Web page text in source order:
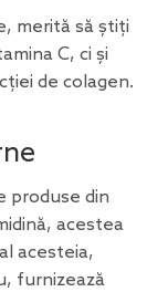
merită să știți
C, ci și
de colagen.
produse din
acestea
acesteia,
furnizează